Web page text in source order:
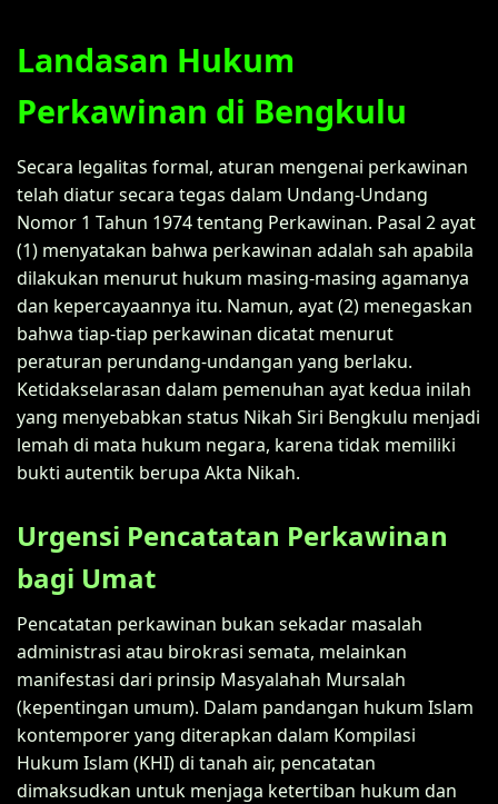
Landasan Hukum
Perkawinan di Bengkulu
Secara legalitas formal, aturan mengenai perkawinan
telah diatur secara tegas dalam Undang-Undang
Nomor 1 Tahun 1974 tentang Perkawinan. Pasal 2 ayat
(1) menyatakan bahwa perkawinan adalah sah apabila
dilakukan menurut hukum masing-masing agamanya
dan kepercayaannya itu. Namun, ayat (2) menegaskan
bahwa tiap-tiap perkawinan dicatat menurut
peraturan perundang-undangan yang berlaku.
Ketidakselarasan dalam pemenuhan ayat kedua inilah
yang menyebabkan status Nikah Siri Bengkulu menjadi
lemah di mata hukum negara, karena tidak memiliki
bukti autentik berupa Akta Nikah.
Urgensi Pencatatan Perkawinan
bagi Umat
Pencatatan perkawinan bukan sekadar masalah
administrasi atau birokrasi semata, melainkan
manifestasi dari prinsip Masyalahah Mursalah
(kepentingan umum). Dalam pandangan hukum Islam
kontemporer yang diterapkan dalam Kompilasi
Hukum Islam (KHI) di tanah air, pencatatan
dimaksudkan untuk menjaga ketertiban hukum dan